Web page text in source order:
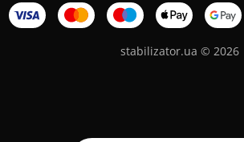
stabilizator.ua © 2026